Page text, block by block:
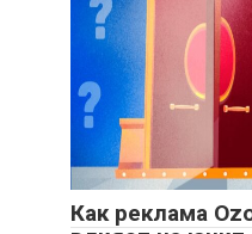
Как реклама